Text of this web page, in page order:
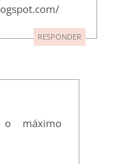
RESPONDER
máximo